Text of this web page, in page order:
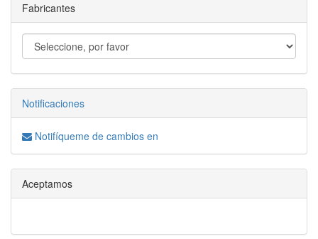
Fabricantes
Notificaciones
Notifíqueme de cambios en
Aceptamos